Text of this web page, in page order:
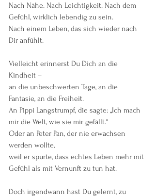
Nach Nähe. Nach Leichtigkeit. Nach dem
Gefühl, wirklich lebendig zu sein.
Nach einem Leben, das sich wieder nach
Dir anfühlt.
Vielleicht erinnerst Du Dich an die
Kindheit –
an die unbeschwerten Tage, an die
Fantasie, an die Freiheit.
An Pippi Langstrumpf, die sagte: „Ich mach
mir die Welt, wie sie mir gefällt.“
Oder an Peter Pan, der nie erwachsen
werden wollte,
weil er spürte, dass echtes Leben mehr mit
Gefühl als mit Vernunft zu tun hat.
Doch irgendwann hast Du gelernt, zu